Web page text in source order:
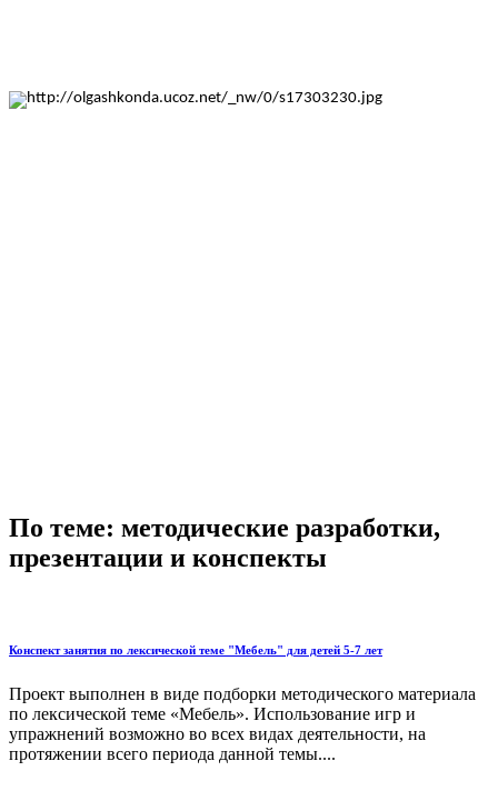
По теме: методические разработки,
презентации и конспекты
Конспект занятия по лексической теме "Мебель" для детей 5-7 лет
Проект выполнен в виде подборки методического материала
по лексической теме «Мебель». Использование игр и
упражнений возможно во всех видах деятельности, на
протяжении всего периода данной темы....